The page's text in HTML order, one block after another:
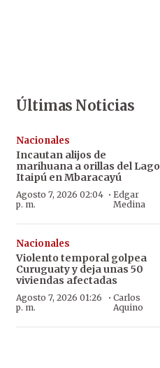
Últimas Noticias
Nacionales
Incautan alijos de
marihuana a orillas del Lago
Itaipú en Mbaracayú
Agosto 7, 2026 02:04
p. m.
· Edgar
Medina
Nacionales
Violento temporal golpea
Curuguaty y deja unas 50
viviendas afectadas
Agosto 7, 2026 01:26
p. m.
· Carlos
Aquino